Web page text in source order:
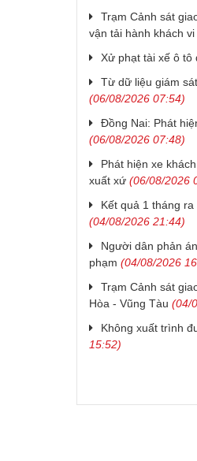
Trạm Cảnh sát
vận tải hành khách vi
Xử phạt tài xế ô tô
Từ dữ liệu giám
(06/08/2026 07:54)
Đồng Nai: Phát
(06/08/2026 07:48)
Phát hiện xe
xuất xứ (06/08/2026
Kết quả 1 tháng
(04/08/2026 21:44)
Người dân phản
phạm (04/08/2026
Trạm Cảnh sát
Hòa - Vũng Tàu (04/
Không xuất trình
15:52)